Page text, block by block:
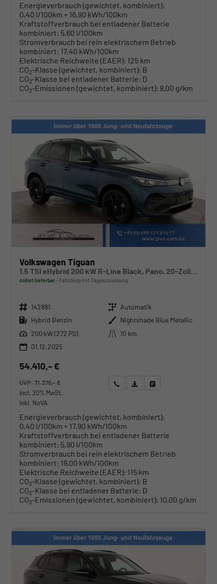
Energieverbrauch (gewichtet, kombiniert):
0,40 l/100km + 16,90 kWh/100km
Kraftstoffverbrauch bei entladener Batterie
kombiniert: 5,60 l/100km
Stromverbrauch bei rein elektrischem Betrieb
kombiniert: 17,40 kWh/100km
Elektrische Reichweite (EAER): 125 km
CO2-Klasse (gewichtet, kombiniert): B
CO2-Klasse bei entladener Batterie: D
CO2-Emissionen (gewichtet, kombiniert): 8,00 g/km
Volkswagen Tiguan
1.5 TSI eHybrid 200 kW R-Line Black, Pano, 20-Zoll, AHK, AreaView
sofort lieferbar Fahrzeug mit Tageszulassung
Fahrzeugnr. 142881 Getriebe Automatik
Kraftstoff Hybrid Benzin Außenfarbe Nightshade Blue Metallic
Leistung 200 kW (272 PS) Kilometerstand
10 km
01.12.2025
54.410,– €
UVP:71.370,– €
incl. 20% MwSt.
inkl. NoVA
Wir rufen Sie anAngebot drucken (PDF)
Energieverbrauch (gewichtet, kombiniert):
0,40 l/100km + 17,90 kWh/100km
Kraftstoffverbrauch bei entladener Batterie
kombiniert: 5,90 l/100km
Stromverbrauch bei rein elektrischem Betrieb
kombiniert: 19,00 kWh/100km
Elektrische Reichweite (EAER): 115 km
CO2-Klasse (gewichtet, kombiniert): B
CO2-Klasse bei entladener Batterie: D
CO2-Emissionen (gewichtet, kombiniert): 10,00 g/km